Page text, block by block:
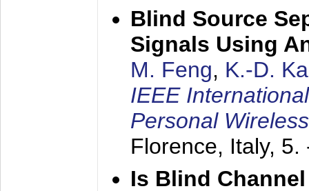
Blind Source
Signals Using
M. Feng, K.-D.
IEEE
Personal
Florence, Italy, 5.
Is Blind